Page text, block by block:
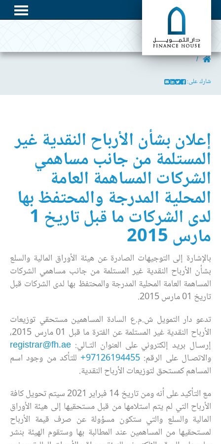
شارك على:
إعلان بشأن الأرباح النقدية غير
المستلمة من جانب مساهمي
الشركات المساهمة العامة
المحلية المدرجة والمحتفظ بها
لدى الشركات ما قبل تاريخ 1
مارس 2015
بالإشارة إلى التوجيهات الصادرة عن هيئة الأوراق المالية والسلع
بشأن الأرباح النقدية غير المستلمة من جانب مساهمي الشركات
المساهمة العامة المحلية المدرجة والمحتفظ بها لدى الشركات قبل
تاريخ 01 مارس 2015.
تدعو دار التمويل ش.م.ع السادة المساهمين مستحقي توزيعات
الأرباح النقدية غير المستلمة عن الفترة ما قبل 01 مارس 2015،
إرسـال بريد إلكتروني على العنوان التـالي: registrar@fh.ae
والاتصـال على الرقم: 97126194455+ للتأكد من وجود اسم
المساهم كمستحق لتوزيعات الأرباح النقدية.
مع التأكيد على أنه ومن تاريخ 14 فبراير 2021 سيتم تحويل كافة
الأرباح التي لم يتم استلامها من قبل مستحقيها إلى هيئة الأوراق
المالية والسلع والتي ستكون مسؤولة عن صرف قيمة الأرباح
لمستحقيها من المساهمين عند المطالبة بها وستقوم الهيئة بنشر